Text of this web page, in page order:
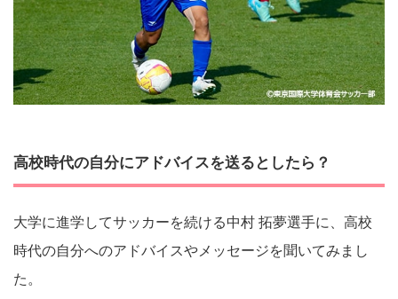
高校時代の自分にアドバイスを送るとしたら？
大学に進学してサッカーを続ける中村 拓夢選手に、高校
時代の自分へのアドバイスやメッセージを聞いてみまし
た。